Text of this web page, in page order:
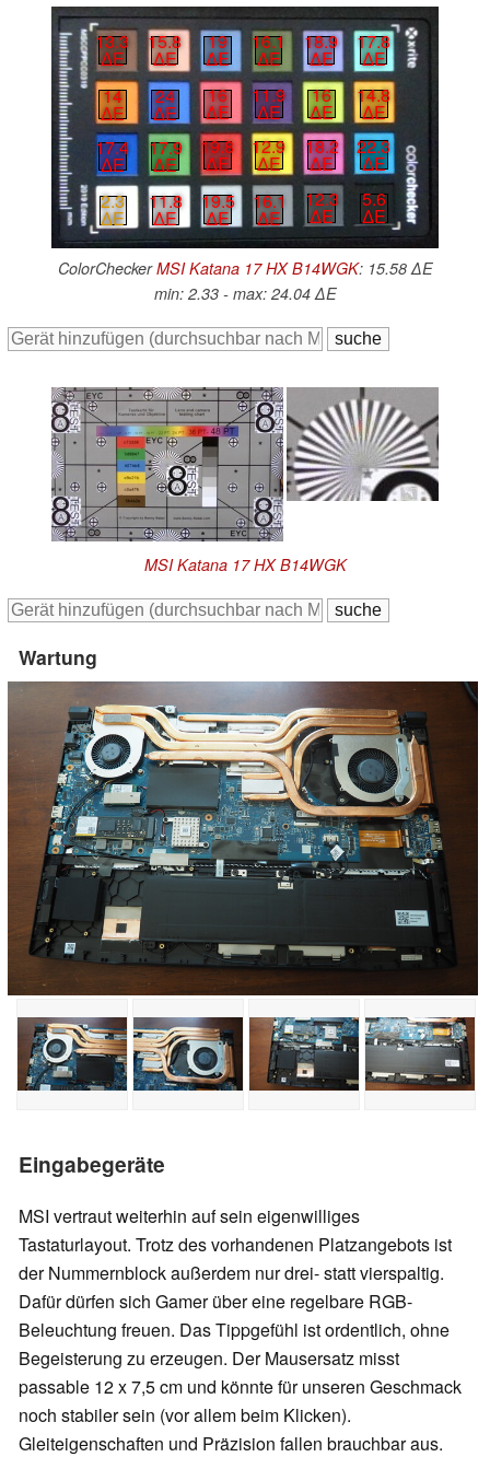
13.3
∆E
15.8
∆E
19
∆E
16.1
∆E
18.9
∆E
17.8
∆E
14
∆E
24
∆E
16
∆E
11.9
∆E
16
∆E
14.8
∆E
17.4
∆E
17.9
∆E
19.8
∆E
12.9
∆E
18.2
∆E
22.3
∆E
2.3
∆E
11.8
∆E
19.5
∆E
16.1
∆E
12.3
∆E
5.6
∆E
ColorCheckerMSI Katana 17 HX B14WGK: 15.58 ∆E
min: 2.33 - max: 24.04 ∆E
MSI Katana 17 HX B14WGK
Wartung
Eingabegeräte
MSI vertraut weiterhin auf sein eigenwilliges
Tastaturlayout. Trotz des vorhandenen Platzangebots ist
der Nummernblock außerdem nur drei- statt vierspaltig.
Dafür dürfen sich Gamer über eine regelbare RGB-
Beleuchtung freuen. Das Tippgefühl ist ordentlich, ohne
Begeisterung zu erzeugen. Der Mausersatz misst
passable 12 x 7,5 cm und könnte für unseren Geschmack
noch stabiler sein (vor allem beim Klicken).
Gleiteigenschaften und Präzision fallen brauchbar aus.